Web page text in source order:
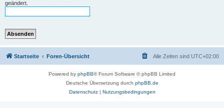
geändert.
Startseite Foren-Übersicht Alle Zeiten sind UTC+02:00
Powered by phpBB® Forum Software © phpBB Limited
Deutsche Übersetzung durch phpBB.de
Datenschutz| Nutzungsbedingungen